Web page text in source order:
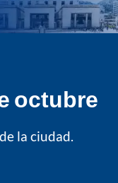
octubre
la ciudad.